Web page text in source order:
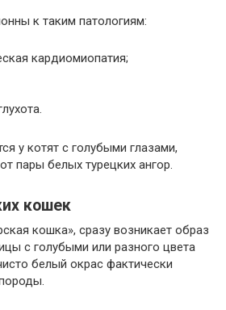
к таким патологиям:
кардиомиопатия;
у котят с голубыми глазами,
пары белых турецких ангор.
кошек
кошка», сразу возникает образ
с голубыми или разного цвета
белый окрас фактически